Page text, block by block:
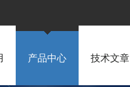
产品中心 技术文章